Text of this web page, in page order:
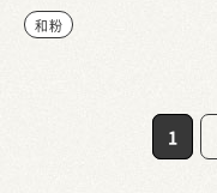
和粉
1